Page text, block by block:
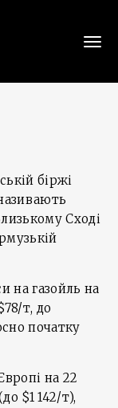
біржі
Сході
на газойль на
т, до
початку
на 22
$1 142/т),